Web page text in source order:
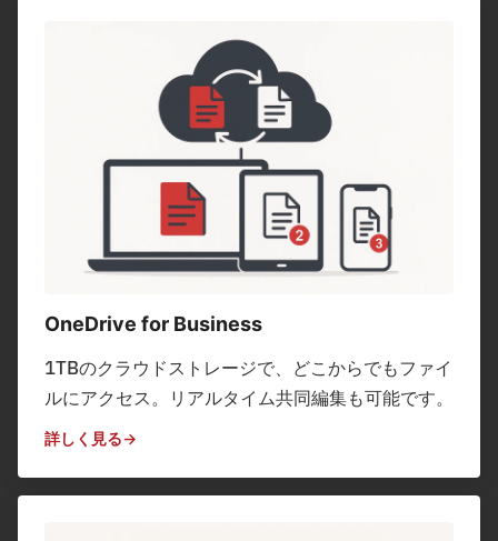
OneDrive for Business
1TBのクラウドストレージで、どこからでもファイ
ルにアクセス。リアルタイム共同編集も可能です。
詳しく見る